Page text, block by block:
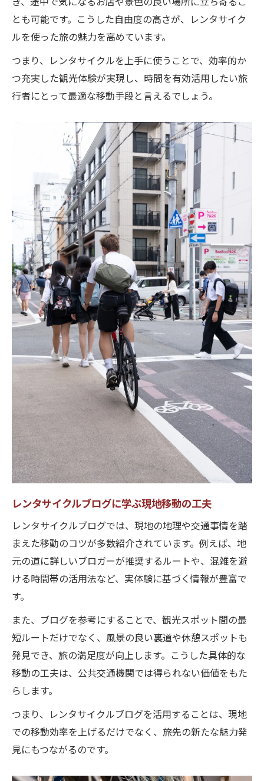
レンタサイクル利用で感じた時間節約の実
感
旅の移動効率化を支えるレンタサイクルの
利点
レンタサイクルブログに見る時短観光の効
体験談でわかるレンタサイクルの選び方
レンタサイクルブログで得た現地選びの実
践知識
旅の目的別レンタサイクルのおすすめポイ
ント
実体験から学ぶレンタサイクル選びの失敗
と成功
レンタサイクル選択時に注目すべきポイン
ト集
ブログ体験談に基づくレンタサイクル比較
方法
旅の自由度が上がる自転車利用の実際
レンタサイクルで広がる旅の自由と選択肢
現地で実感するレンタサイクルの利便性と
レンタサイクル活用がもたらす観光の満足
度向上
自転車利用で実現する柔軟な旅程と移動
レンタサイクルブログ体験をもとに自由な
とも可能です。こうした自由度の高さが、レンタサイク
ルを使った旅の魅力を高めています。
つまり、レンタサイクルを上手に使うことで、効率的か
つ充実した観光体験が実現し、時間を有効活用したい旅
行者にとって最適な移動手段と言えるでしょう。
レンタサイクルブログに学ぶ現地移動の工夫
レンタサイクルブログでは、現地の地理や交通事情を踏
まえた移動のコツが多数紹介されています。例えば、地
元の道に詳しいブロガーが推奨するルートや、混雑を避
ける時間帯の活用法など、実体験に基づく情報が豊富で
す。
また、ブログを参考にすることで、観光スポット間の最
短ルートだけでなく、風景の良い裏道や休憩スポットも
発見でき、旅の満足度が向上します。こうした具体的な
移動の工夫は、公共交通機関では得られない価値をもた
らします。
つまり、レンタサイクルブログを活用することは、現地
での移動効率を上げるだけでなく、旅先の新たな魅力発
見にもつながるのです。